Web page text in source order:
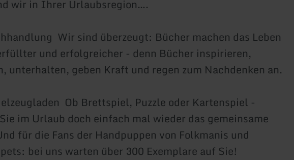
wir in Ihrer Urlaubsregion….
Wir sind überzeugt: Bücher machen das Leben
und erfolgreicher - denn Bücher inspirieren,
unterhalten, geben Kraft und regen zum Nachdenken an.
Ob Brettspiel, Puzzle oder Kartenspiel -
im Urlaub doch einfach mal wieder das gemeinsame
für die Fans der Handpuppen von Folkmanis und
bei uns warten über 300 Exemplare auf Sie!